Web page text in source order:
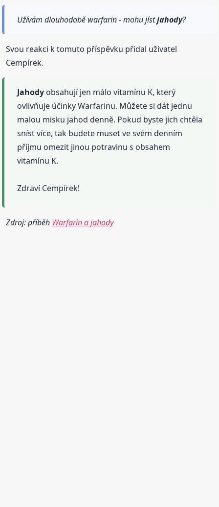
Užívám dlouhodobě warfarin - mohu jístjahody?
Svou reakci k tomuto příspěvku přidal uživatel
Cempírek.
Jahody obsahují jen málo vitamínu K, který
ovlivňuje účinky Warfarinu. Můžete si dát jednu
malou misku jahod denně. Pokud byste jich chtěla
sníst více, tak budete muset ve svém denním
příjmu omezit jinou potravinu s obsahem
vitamínu K.
Zdraví Cempírek!
Zdroj: příběh Warfarin a jahody